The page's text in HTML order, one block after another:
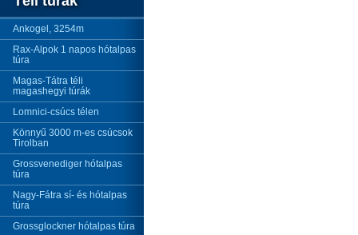
Ankogel, 3254m
Rax-Alpok 1 napos hótalpas
túra
Magas-Tátra téli
magashegyi túrák
Lomnici-csúcs télen
Könnyű 3000 m-es csúcsok
Tirolban
Grossvenediger hótalpas
túra
Nagy-Fátra sí- és hótalpas
túra
Grossglockner hótalpas túra